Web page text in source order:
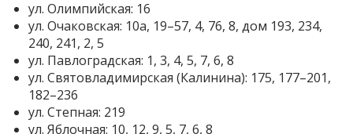
ул. Олимпийская: 16
ул. Очаковская: 10а, 19–57, 4, 76, 8, дом 193, 234,
240, 241, 2, 5
ул. Павлоградская: 1, 3, 4, 5, 7, 6, 8
ул. Святовладимирская (Калинина): 175, 177–201,
182–236
ул. Степная: 219
ул. Яблочная: 10, 12, 9, 5, 7, 6, 8